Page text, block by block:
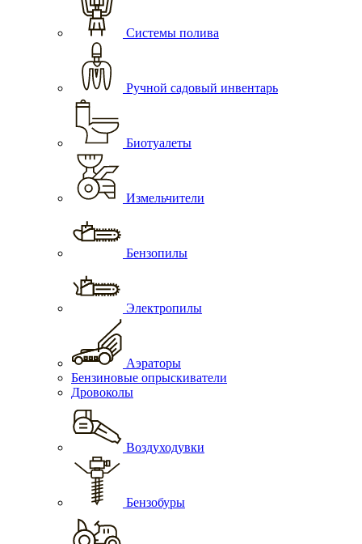
Системы полива
Ручной садовый инвентарь
Биотуалеты
Измельчители
Бензопилы
Электропилы
Аэраторы
Бензиновые опрыскиватели
Дровоколы
Воздуходувки
Бензобуры